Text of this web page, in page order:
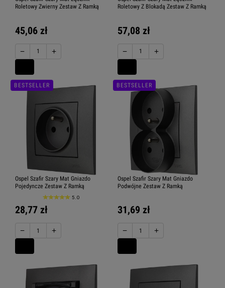
Roletowy Zwierny Zestaw Z Ramką
45,06 zł
− +
Roletowy Z Blokadą Zestaw Z Ramką
57,08 zł
− +
Ospel Szafir Szary Mat Gniazdo
Pojedyncze Zestaw Z Ramką
5.0
28,77 zł
− +
BESTSELLER
Ospel Szafir Szary Mat Gniazdo
Podwójne Zestaw Z Ramką
31,69 zł
− +
BESTSELLER